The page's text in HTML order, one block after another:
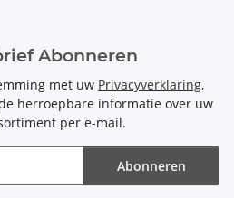
Abonneren
met uw Privacyverklaring,
herroepbare informatie over uw
per e-mail.
Abonneren